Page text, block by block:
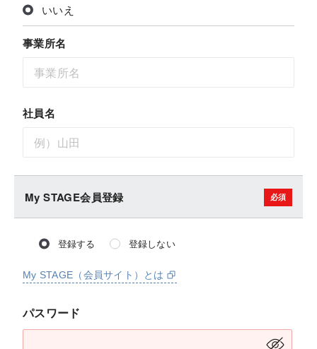
いいえ
事業所名
社員名
My STAGE会員登録
登録する 登録しない
My STAGE（会員サイト）とは
パスワード